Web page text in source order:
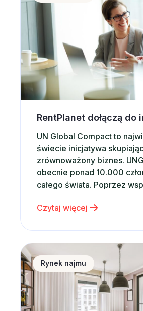
przewietrzyć mieszkanie
UN Global Compact to
świecie inicjatywa
zrównoważony biznes.
obecnie ponad 10.000
całego świata. Poprzez
organizacjami, firmami i
stając się katalizatorem
zmian. Od momentu
roku przez Sekretarza
ONZ – Kofi Annana, UN
prowadzi…
Czytaj więcej
Sytuacja na rynku
Rynek najmu